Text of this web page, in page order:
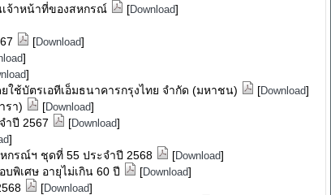
เจ้าหน้าที่ของสหกรณ์
[Download]
[Download]
]
]
ใช้บัตรเอทีเอ็มธนาคารกรุงไทย จำกัด (มหาชน)
[Download]
รา)
[Download]
ำปี 2567
[Download]
]
กรณ์ฯ ชุดที่ 55 ประจำปี 2568
[Download]
พิเศษ อายุไม่เกิน 60 ปี
[Download]
[Download]